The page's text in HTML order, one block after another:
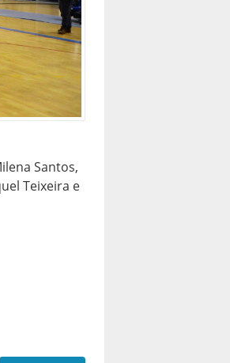
Santos,
Teixeira e